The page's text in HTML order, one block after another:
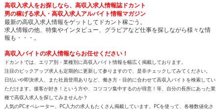
高収入求人をお探しなら、高収入求人情報誌ドカント
男の稼げる求人・高収入求人アルバイト情報マガジン
最新の高収入求人情報をゲットしてドカント稼ごう。
求人情報の他、特集やインタビュー、グラビアなど仕事を探しながら様々な情
報も・・・。
高収入バイトの求人情報ならお任せください！
ドカントでは、エリア別・業種別に高収入バイト情報を幅広く掲載しております。
注目のピックアップ求人も定期的に更新して参りますので、是非チェックしてみてください。
日払いや即決求人、また社員登用ありなど、働き方・目的に合わせて高収入バイトを検索してい
ただけます。接客が好き！という方や、コツコツ集中するのが得意！等、自分の長所にあった業
種で高収入求人を探してみませんか？
人気のPCオペレーター、PC入力の求人もたくさん掲載しています。PCを使って、各種数値化さ